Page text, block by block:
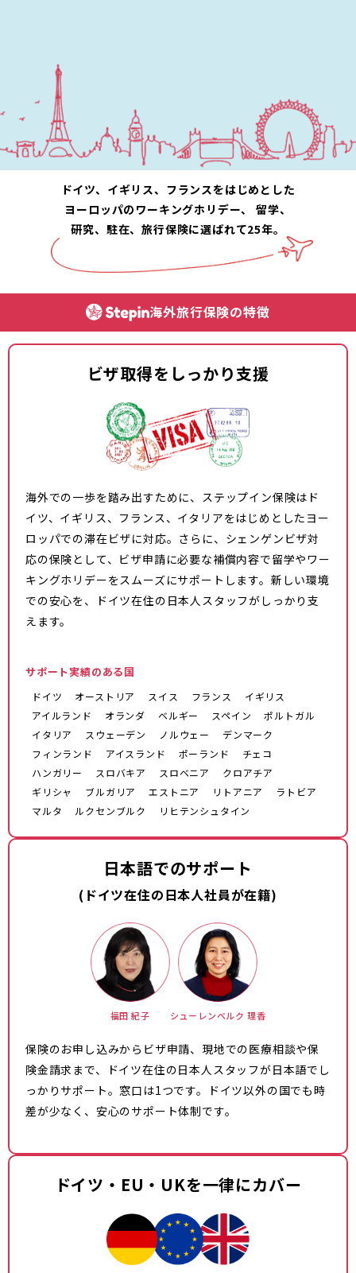
ドイツ、イギリス、フランスをはじめとした
ヨーロッパのワーキングホリデー、
留学、
研究、駐在、旅行保険に選ばれて25年。
海外旅行保険の特徴
ビザ取得をしっかり支援
海外での一歩を踏み出すために、ステップイン保険はド
イツ、イギリス、フランス、イタリアをはじめとしたヨー
ロッパでの滞在ビザに対応。さらに、シェンゲンビザ対
応の保険として、ビザ申請に必要な補償内容で留学やワー
キングホリデーをスムーズにサポートします。新しい環境
での安心を、ドイツ在住の日本人スタッフがしっかり支
えます。
サポート実績のある国
ドイツ オーストリア スイス フランス
イギリス
アイルランド
オランダ ベルギー スペイン
ポルトガル
イタリア
スウェーデン ノルウェー
デンマーク
フィンランド
アイスランド ポーランド
チェコ
ハンガリー
スロバキア スロベニア
クロアチア
ギリシャ
ブルガリア エストニア リトアニア
ラトビア
マルタ
ルクセンブルク リヒテンシュタイン
日本語でのサポート
(ドイツ在住の日本人社員が在籍)
福田 紀子 シューレンベルク 理香
保険のお申し込みからビザ申請、現地での医療相談や保
険金請求まで、ドイツ在住の日本人スタッフが日本語でし
っかりサポート。窓口は1つです。ドイツ以外の国でも時
差が少なく、安心のサポート体制です。
ドイツ・EU・UKを一律にカバー